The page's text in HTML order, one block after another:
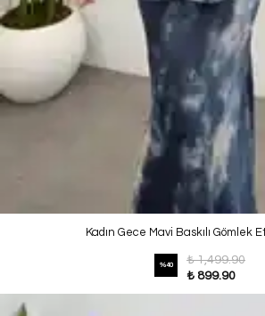
Kadın Gece Mavi Baskılı Gömlek
%40
₺ 1,499.90
₺ 899.90